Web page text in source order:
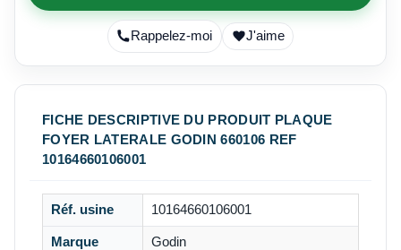
Rappelez-moi J'aime
FICHE DESCRIPTIVE DU PRODUIT PLAQUE
FOYER LATERALE GODIN 660106 REF
10164660106001
Réf. usine 10164660106001
Marque Godin